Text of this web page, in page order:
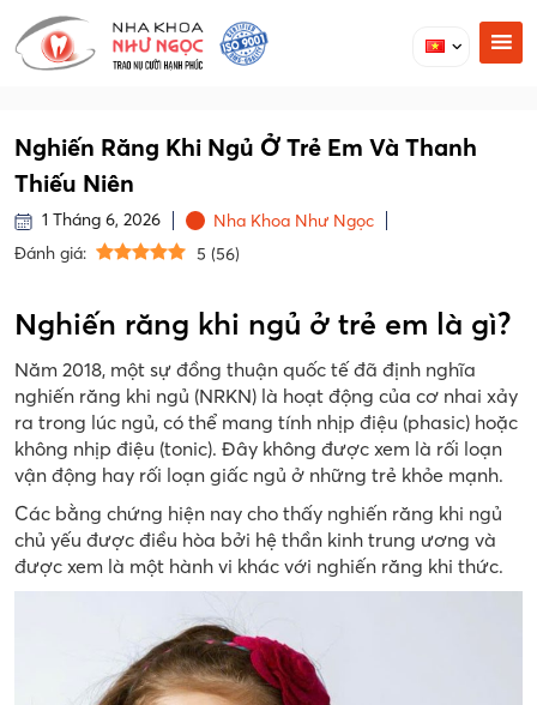
Nghiến Răng Khi Ngủ Ở Trẻ Em Và Thanh
Thiếu Niên
1 Tháng 6, 2026
Nha Khoa Như Ngọc
Đánh giá:
5 (56)
Nghiến răng khi ngủ ở trẻ em là gì?
Năm 2018, một sự đồng thuận quốc tế đã định nghĩa
nghiến răng khi ngủ (NRKN) là hoạt động của cơ nhai xảy
ra trong lúc ngủ, có thể mang tính nhịp điệu (phasic) hoặc
không nhịp điệu (tonic). Đây không được xem là rối loạn
vận động hay rối loạn giấc ngủ ở những trẻ khỏe mạnh.
Các bằng chứng hiện nay cho thấy nghiến răng khi ngủ
chủ yếu được điều hòa bởi hệ thần kinh trung ương và
được xem là một hành vi khác với nghiến răng khi thức.